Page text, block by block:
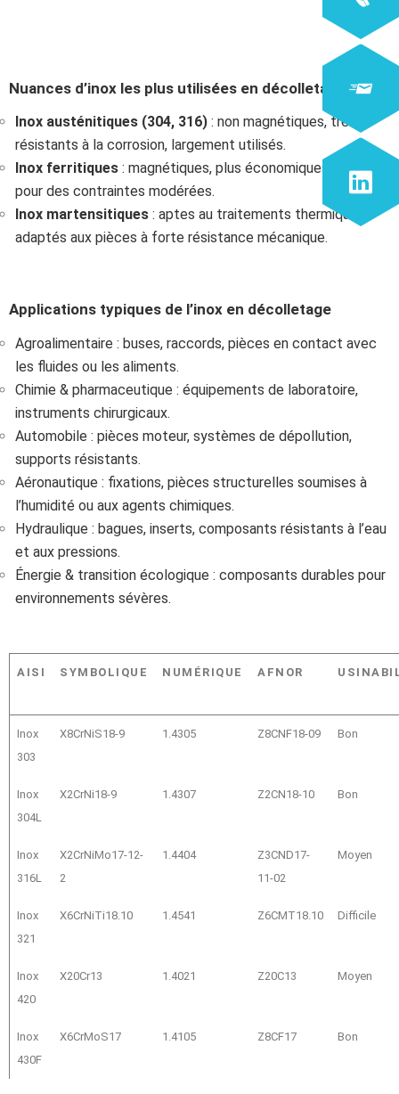
Nuances d’inox les plus utilisées en décolletage
Inox austénitiques (304, 316) : non magnétiques, très
résistants à la corrosion, largement utilisés.
Inox ferritiques : magnétiques, plus économiques, utilisés
pour des contraintes modérées.
Inox martensitiques : aptes au traitements thermiques,
adaptés aux pièces à forte résistance mécanique.
Applications typiques de l’inox en décolletage
Agroalimentaire : buses, raccords, pièces en contact avec
les fluides ou les aliments.
Chimie & pharmaceutique : équipements de laboratoire,
instruments chirurgicaux.
Automobile : pièces moteur, systèmes de dépollution,
supports résistants.
Aéronautique : fixations, pièces structurelles soumises à
l’humidité ou aux agents chimiques.
Hydraulique : bagues, inserts, composants résistants à l’eau
et aux pressions.
Énergie & transition écologique : composants durables pour
environnements sévères.
AISI SYMBOLIQUE NUMÉRIQUE AFNOR
Inox
303
X8CrNiS18-9 1.4305 Z8CNF18-09 Bon
Inox
304L
X2CrNi18-9 1.4307 Z2CN18-10 Bon
Inox
316L
X2CrNiMo17-12-
2
1.4404
Z3CND17-
11-02
Moyen
Inox
321
X6CrNiTi18.10 1.4541 Z6CMT18.10 Difficile
Inox
420
X20Cr13 1.4021 Z20C13 Moyen
Inox
430F
X6CrMoS17 1.4105 Z8CF17 Bon